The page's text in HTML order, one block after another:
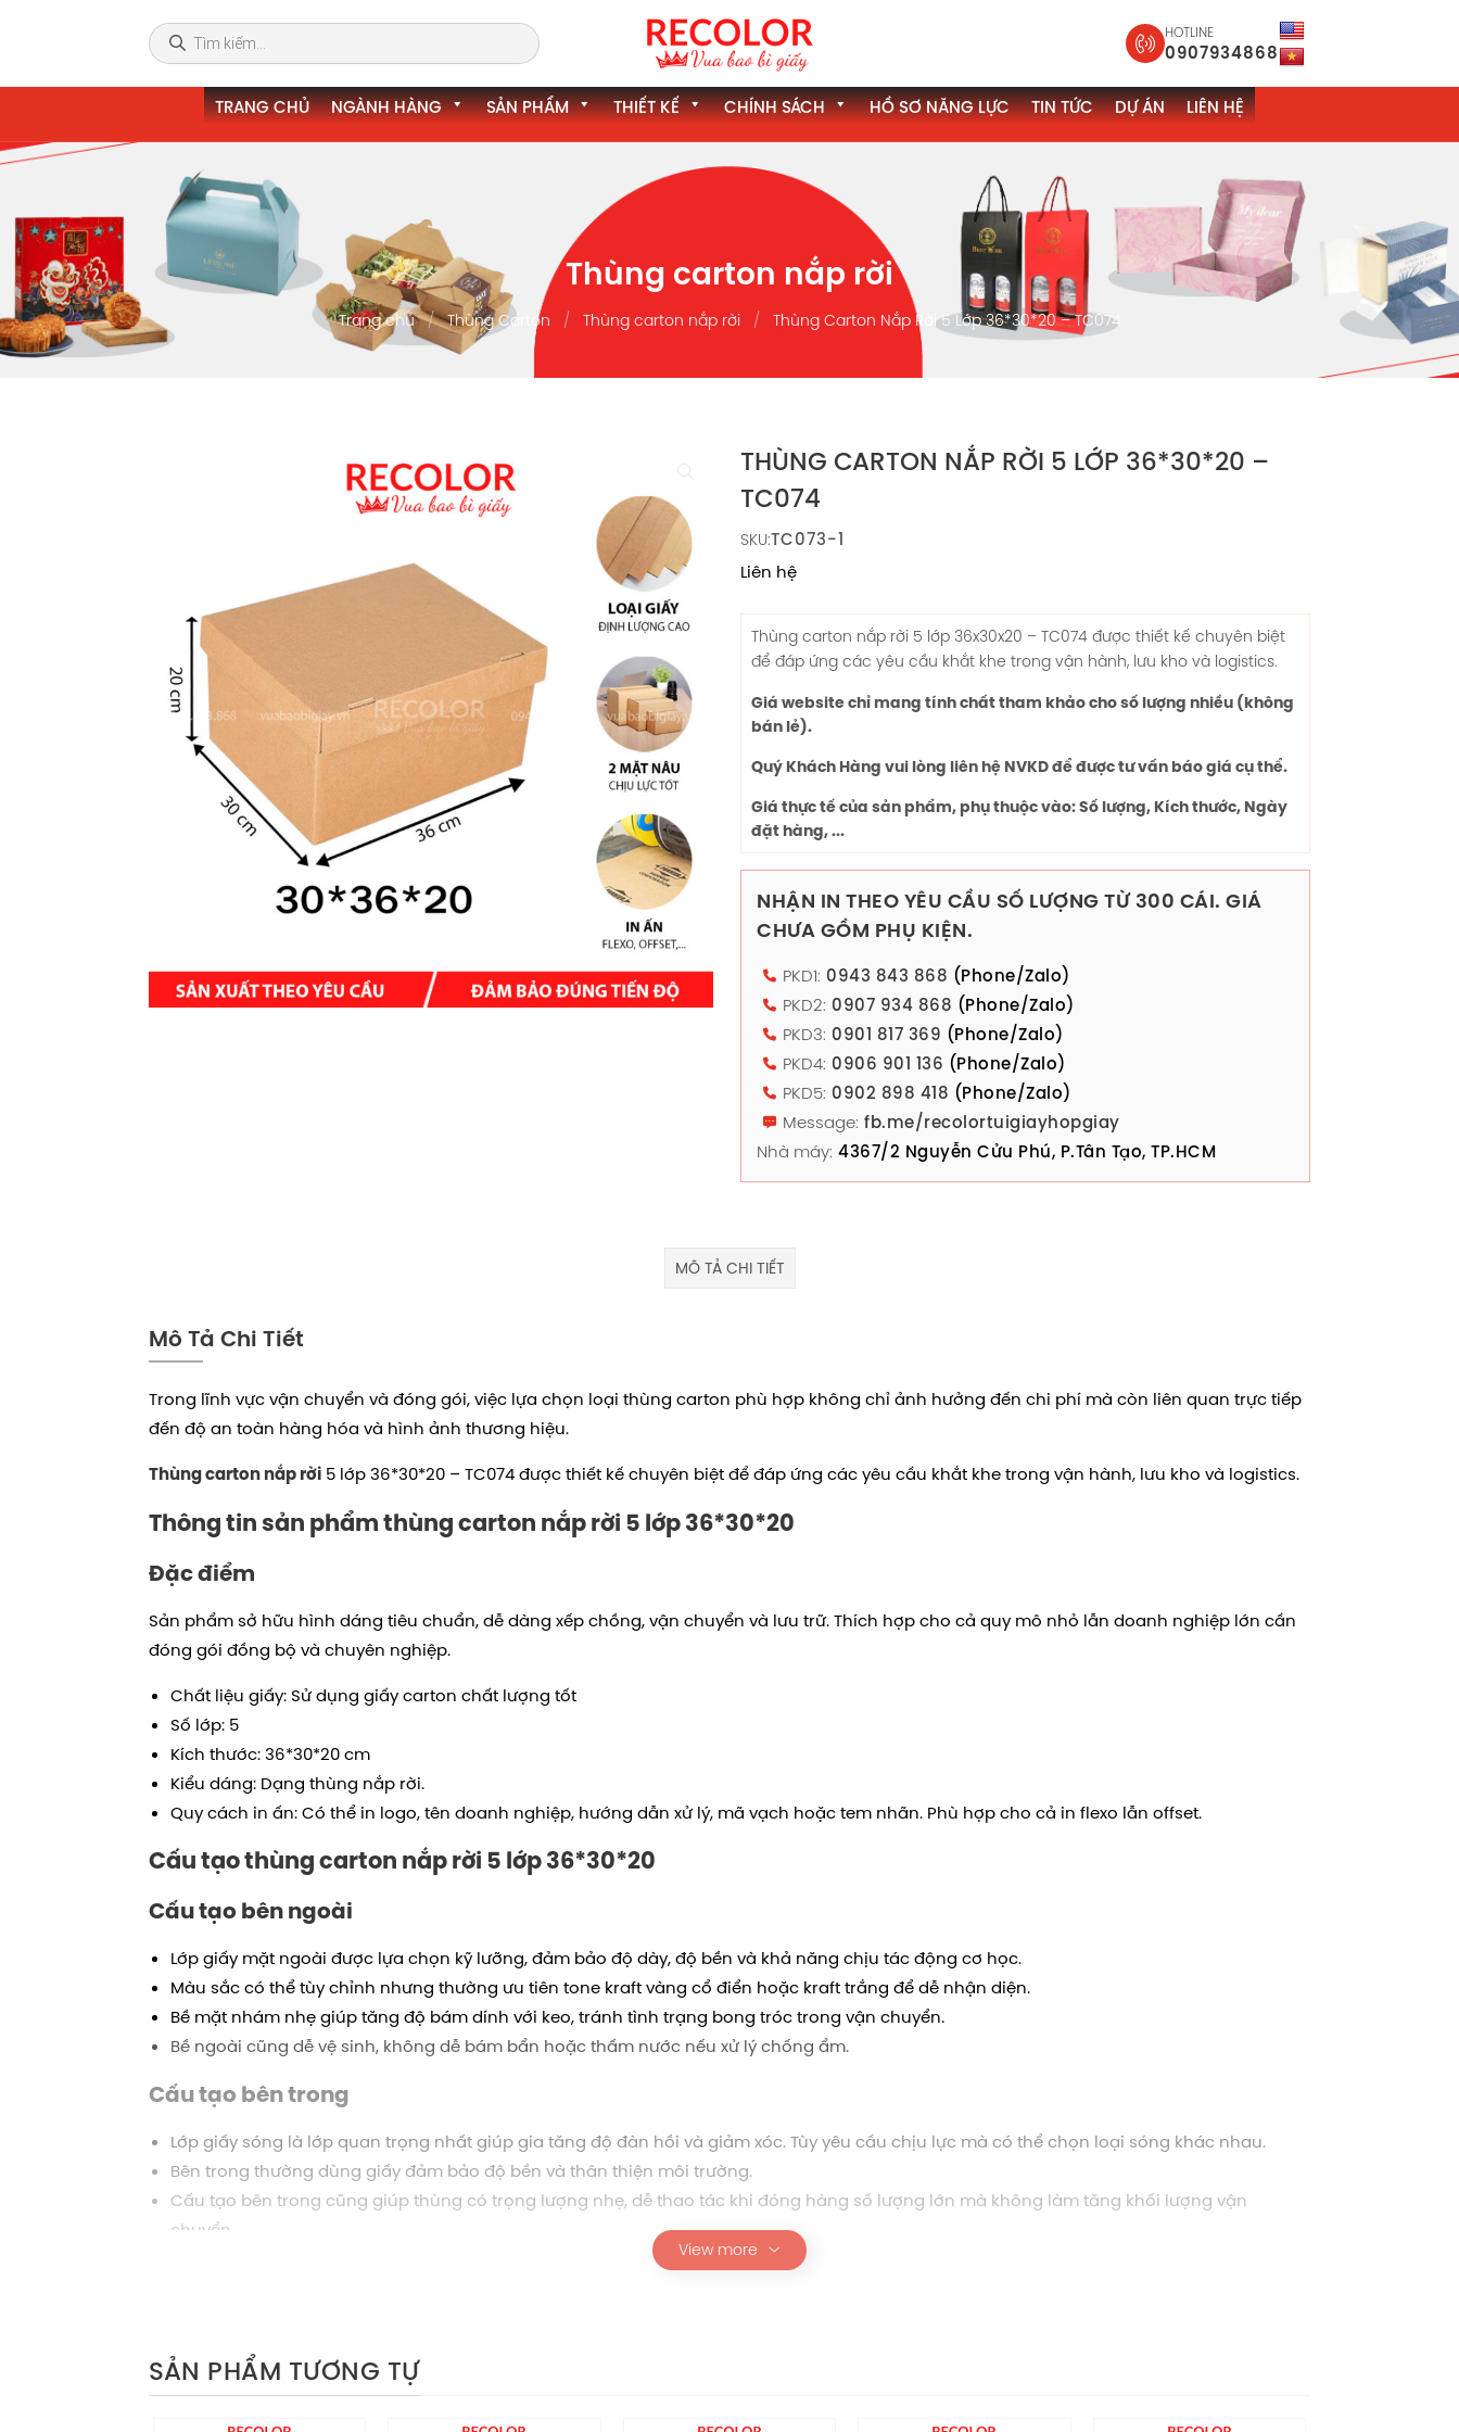
HOTLINE
0907934868
TRANG CHỦ NGÀNH HÀNG SẢN PHẨM THIẾT KẾ CHÍNH SÁCH HỒ SƠ NĂNG LỰC TIN TỨC DỰ ÁN LIÊN HỆ
Thùng carton nắp rời
Trang chủ Thùng Carton Thùng carton nắp rời Thùng Carton Nắp Rời 5 Lớp 36*30*20 – TC074
THÙNG CARTON NẮP RỜI 5 LỚP 36*30*20 –
TC074
SKU:TC073-1
Liên hệ
Thùng carton nắp rời 5 lớp 36x30x20 – TC074 được thiết kế chuyên biệt
để đáp ứng các yêu cầu khắt khe trong vận hành, lưu kho và logistics.
Giá website chỉ mang tính chất tham khảo cho số lượng nhiều (không
bán lẻ).
Quý Khách Hàng vui lòng liên hệ NVKD để được tư vấn báo giá cụ thể.
Giá thực tế của sản phẩm, phụ thuộc vào: Số lượng, Kích thước, Ngày
đặt hàng, ...
NHẬN IN THEO YÊU CẦU SỐ LƯỢNG TỪ 300 CÁI. GIÁ
CHƯA GỒM PHỤ KIỆN.
PKD1: 0943 843 868 (Phone/Zalo)
PKD2: 0907 934 868 (Phone/Zalo)
PKD3: 0901 817 369 (Phone/Zalo)
PKD4: 0906 901 136 (Phone/Zalo)
PKD5: 0902 898 418 (Phone/Zalo)
Message: fb.me/recolortuigiayhopgiay
Nhà máy: 4367/2 Nguyễn Cửu Phú, P.Tân Tạo, TP.HCM
MÔ TẢ CHI TIẾT
Mô Tả Chi Tiết
Trong lĩnh vực vận chuyển và đóng gói, việc lựa chọn loại thùng carton phù hợp không chỉ ảnh hưởng đến chi phí mà còn liên quan trực tiếp
đến độ an toàn hàng hóa và hình ảnh thương hiệu.
Thùng carton nắp rời 5 lớp36*30*20 – TC074 được thiết kế chuyên biệt để đáp ứng các yêu cầu khắt khe trong vận hành, lưu kho và logistics.
Thông tin sản phẩm thùng carton nắp rời 5 lớp36*30*20
Đặc điểm
Sản phẩm sở hữu hình dáng tiêu chuẩn, dễ dàng xếp chồng, vận chuyển và lưu trữ. Thích hợp cho cả quy mô nhỏ lẫn doanh nghiệp lớn cần
đóng gói đồng bộ và chuyên nghiệp.
Chất liệu giấy: Sử dụng giấy carton chất lượng tốt
Số lớp: 5
Kích thước:36*30*20cm
Kiểu dáng: Dạng thùng nắp rời.
Quy cách in ấn: Có thể in logo, tên doanh nghiệp, hướng dẫn xử lý, mã vạch hoặc tem nhãn. Phù hợp cho cả in flexo lẫn offset.
Cấu tạo thùng carton nắp rời 5 lớp36*30*20
Cấu tạo bên ngoài
Lớp giấy mặt ngoài được lựa chọn kỹ lưỡng, đảm bảo độ dày, độ bền và khả năng chịu tác động cơ học.
Màu sắc có thể tùy chỉnh nhưng thường ưu tiên tone kraft vàng cổ điển hoặc kraft trắng để dễ nhận diện.
Bề mặt nhám nhẹ giúp tăng độ bám dính với keo, tránh tình trạng bong tróc trong vận chuyển.
Bề ngoài cũng dễ vệ sinh, không dễ bám bẩn hoặc thấm nước nếu xử lý chống ẩm.
Cấu tạo bên trong
Lớp giấy sóng là lớp quan trọng nhất giúp gia tăng độ đàn hồi và giảm xóc. Tùy yêu cầu chịu lực mà có thể chọn loại sóng khác nhau.
Bên trong thường dùng giấy đảm bảo độ bền và thân thiện môi trường.
Cấu tạo bên trong cũng giúp thùng có trọng lượng nhẹ, dễ thao tác khi đóng hàng số lượng lớn mà không làm tăng khối lượng vận
chuyển.
36*30*20
Thùng carton
phù hợp để đóng gói đa dạng sản phẩm như đồ nội thất nhỏ, phụ kiện, quà tặng doanh nghiệp, đồ gia dụng, sách vở, quần
View more
SẢN PHẨM TƯƠNG TỰ